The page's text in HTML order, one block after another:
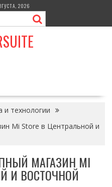
2026
и технологии
Mi Store в Центральной и
МАГАЗИН MI
И ВОСТОЧНОЙ